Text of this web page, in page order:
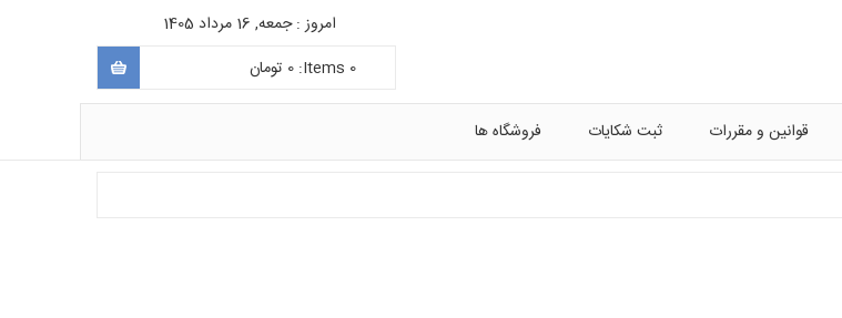
امروز : جمعه, 16 مرداد 1405
0
Items:
0 تومان
قوانین و مقررات ثبت شکایات فروشگاه ها